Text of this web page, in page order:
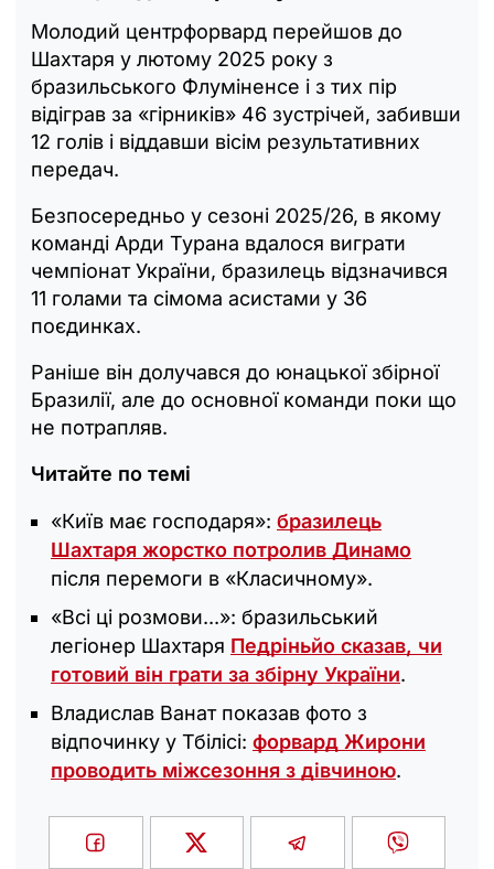
Молодий центрфорвард перейшов до
Шахтаря у лютому 2025 року з
бразильського Флуміненсе і з тих пір
відіграв за «гірників» 46 зустрічей, забивши
12 голів і віддавши вісім результативних
передач.
Безпосередньо у сезоні 2025/26, в якому
команді Арди Турана вдалося виграти
чемпіонат України, бразилець відзначився
11 голами та сімома асистами у 36
поєдинках.
Раніше він долучався до юнацької збірної
Бразилії, але до основної команди поки що
не потрапляв.
Читайте по темі
«Київ має господаря»: бразилець
Шахтаря жорстко потролив Динамо
після перемоги в «Класичному».
«Всі ці розмови...»: бразильський
легіонер Шахтаря Педріньйо сказав, чи
готовий він грати за збірну України.
Владислав Ванат показав фото з
відпочинку у Тбілісі: форвард Жирони
проводить міжсезоння з дівчиною.